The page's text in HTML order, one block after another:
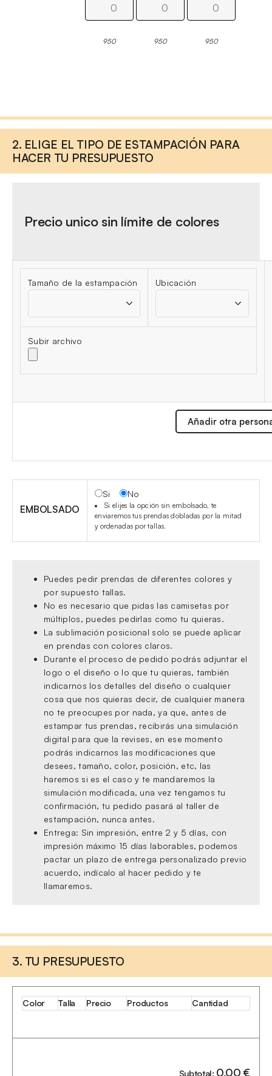
950 950 950
2. ELIGE EL TIPO DE ESTAMPACIÓN PARA
HACER TU PRESUPUESTO
Precio unico sin límite de colores
Tamaño de la estampación Ubicación
Subir archivo
Añadir otra
EMBOLSADO
Si No
Si elijes la opción sin embolsado, te
enviaremos tus prendas dobladas por la mitad
y ordenadas por tallas.
Puedes pedir prendas de diferentes colores y
por supuesto tallas.
No es necesario que pidas las camisetas por
múltiplos, puedes pedirlas como tu quieras.
La sublimación posicional solo se puede aplicar
en prendas con colores claros.
Durante el proceso de pedido podrás adjuntar el
logo o el diseño o lo que tu quieras, también
indicarnos los detalles del diseño o cualquier
cosa que nos quieras decir, de cualquier manera
no te preocupes por nada, ya que, antes de
estampar tus prendas, recibirás una simulación
digital para que la revises, en ese momento
podrás indicarnos las modificaciones que
desees, tamaño, color, posición, etc, las
haremos si es el caso y te mandaremos la
simulación modificada, una vez tengamos tu
confirmación, tu pedido pasará al taller de
estampación, nunca antes.
Entrega: Sin impresión, entre 2 y 5 días, con
impresión máximo 15 días laborables, podemos
pactar un plazo de entrega personalizado previo
acuerdo, indícalo al hacer pedido y te
llamaremos.
3. TU PRESUPUESTO
Color Talla Precio Productos Cantidad
Subtotal: 0,00€